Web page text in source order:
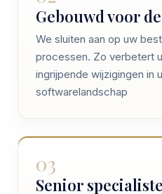
Gebouwd voor
We sluiten aan op uw
processen. Zo verbetert
ingrijpende wijzigingen in
softwarelandschap
03
Senior